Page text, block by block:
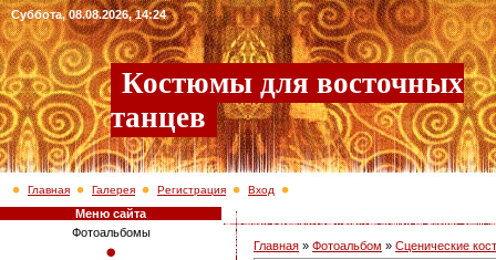
Суббота, 08.08.2026, 14:24
Костюмы для восточных
танцев
Главная Галерея Регистрация Вход
Меню сайта
Фотоальбомы
Главная » Фотоальбом » Сценические